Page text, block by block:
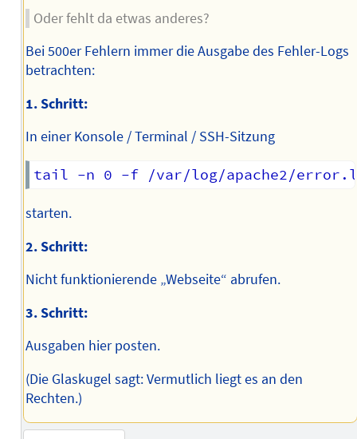
Oder fehlt da etwas anderes?
Bei 500er Fehlern immer die Ausgabe des Fehler-Logs
betrachten:
1. Schritt:
In einer Konsole / Terminal / SSH-Sitzung
starten.
2. Schritt:
Nicht funktionierende „Webseite“ abrufen.
3. Schritt:
Ausgaben hier posten.
(Die Glaskugel sagt: Vermutlich liegt es an den
Rechten.)